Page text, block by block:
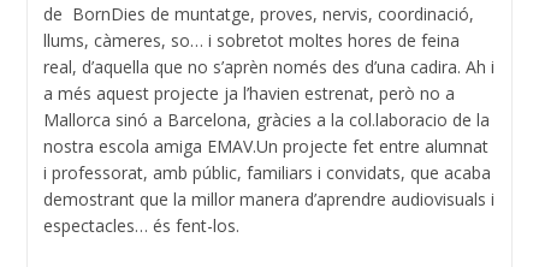
de BornDies de muntatge, proves, nervis, coordinació,
llums, càmeres, so… i sobretot moltes hores de feina
real, d’aquella que no s’aprèn només des d’una cadira. Ah i
a més aquest projecte ja l’havien estrenat, però no a
Mallorca sinó a Barcelona, gràcies a la col.laboracio de la
nostra escola amiga EMAV.Un projecte fet entre alumnat
i professorat, amb públic, familiars i convidats, que acaba
demostrant que la millor manera d’aprendre audiovisuals i
espectacles… és fent-los.